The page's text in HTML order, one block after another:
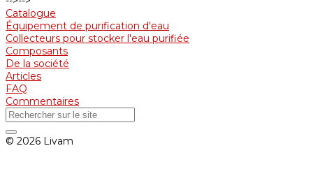
Catalogue
Équipement de purification d'eau
Collecteurs pour stocker l'eau purifiée
Composants
De la société
Articles
FAQ
Commentaires
© 2026 Livam